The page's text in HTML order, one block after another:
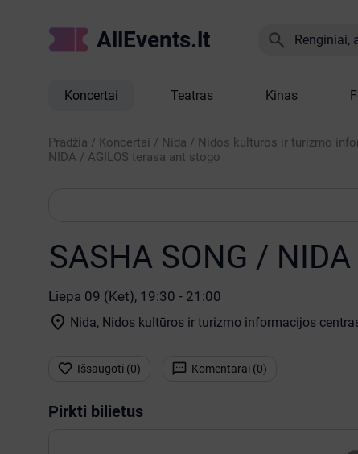
AllEvents.lt  Renginiai,
Koncertai Teatras Kinas
Pradžia / Koncertai / Nida / Nidos kultūros ir turizmo
NIDA / AGILOS terasa ant stogo
SASHA SONG /
Liepa 09 (Ket), 19:30 - 21:00
 Nida, Nidos kultūros ir turizmo informacijos
 Išsaugoti (0)  Komentarai (0)
Pirkti bilietus